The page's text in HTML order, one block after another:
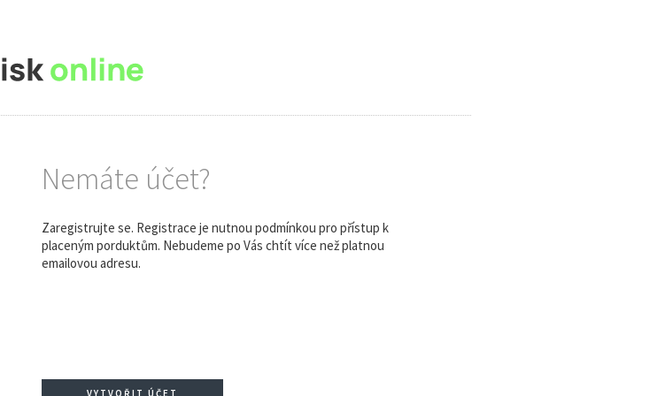
Nemáte účet?
Zaregistrujte se. Registrace je nutnou podmínkou pro přístup k
placeným porduktům. Nebudeme po Vás chtít více než platnou
emailovou adresu.
VYTVOŘIT ÚČET